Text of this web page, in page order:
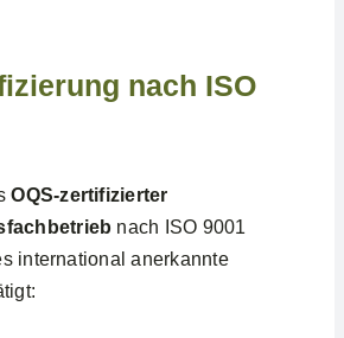
nach ISO
OQS-zertifizierter
nach ISO 9001
international anerkannte